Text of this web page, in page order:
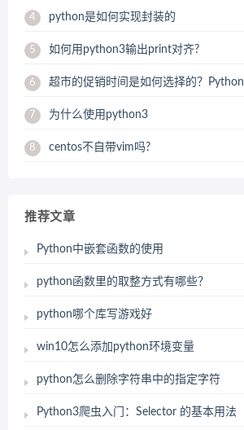
4 python是如何实现封装的
5 如何用python3输出print对齐?
6 超市的促销时间是如何选择的？
7 为什么使用python3
8 centos不自带vim吗?
推荐文章
Python中嵌套函数的使用
python函数里的取整方式有哪些？
python哪个库写游戏好
win10怎么添加python环境变量
python怎么删除字符串中的指定字符
Python3爬虫入门：Selector 的基本用法